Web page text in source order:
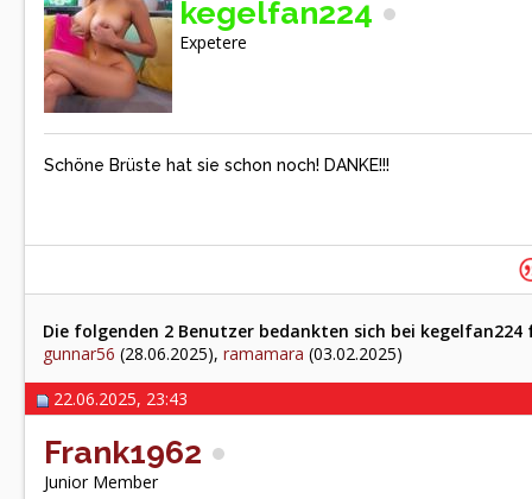
kegelfan224
Expetere
Schöne Brüste hat sie schon noch! DANKE!!!
Die folgenden 2 Benutzer bedankten sich bei kegelfan224
gunnar56 (28.06.2025), ramamara (03.02.2025)
22.06.2025, 23:43
Frank1962
Junior Member